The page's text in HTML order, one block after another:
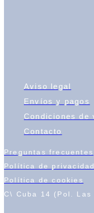
Aviso legal
Envíos y pagos
Condiciones de
Contacto
Preguntas frecuentes
Política de privacidad
Política de cookies
C\ Cuba 14 (Pol.